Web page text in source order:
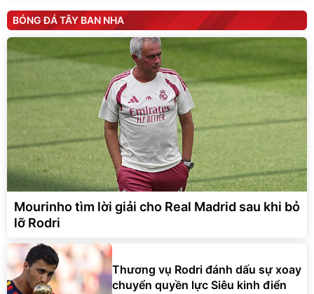
BÓNG ĐÁ TÂY BAN NHA
Mourinho tìm lời giải cho Real Madrid sau khi bỏ
lỡ Rodri
Thương vụ Rodri đánh dấu sự xoay
chuyển quyền lực Siêu kinh điển